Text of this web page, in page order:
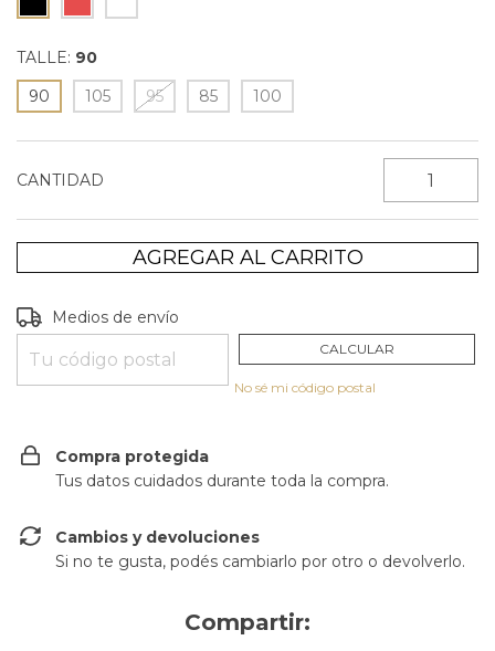
TALLE: 90
90
105 95 85 100
CANTIDAD
Entregas para el CP:
Medios de envío
CALCULAR
No sé mi código postal
Compra protegida
Tus datos cuidados durante toda la compra.
Cambios y devoluciones
Si no te gusta, podés cambiarlo por otro o devolverlo.
Compartir: